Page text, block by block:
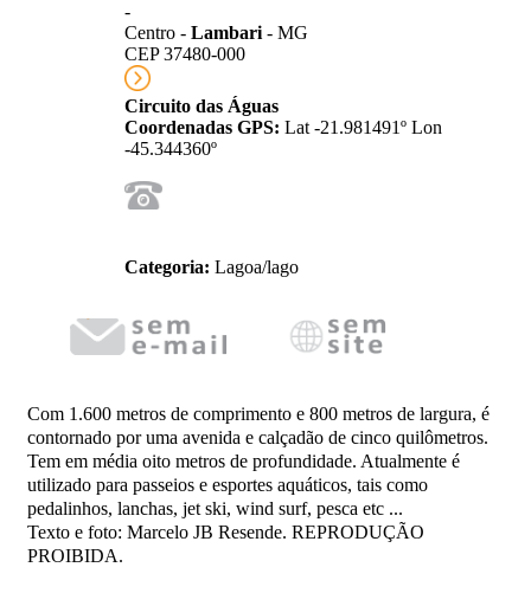
-
Centro - Lambari - MG
CEP 37480-000
Circuito das Águas
Coordenadas GPS: Lat -21.981491º Lon
-45.344360º
Categoria: Lagoa/lago
Com 1.600 metros de comprimento e 800 metros de largura, é
contornado por uma avenida e calçadão de cinco quilômetros.
Tem em média oito metros de profundidade. Atualmente é
utilizado para passeios e esportes aquáticos, tais como
pedalinhos, lanchas, jet ski, wind surf, pesca etc ...
Texto e foto: Marcelo JB Resende. REPRODUÇÃO
PROIBIDA.